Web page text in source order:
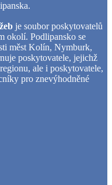
je soubor poskytovatelů
okolí. Podlipansko se
měst Kolín, Nymburk,
poskytovatele, jejichž
ale i poskytovatele,
pro znevýhodněné